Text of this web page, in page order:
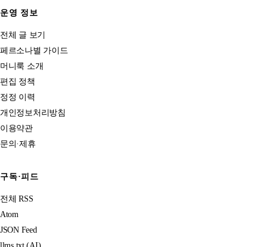
운영 정보
전체 글 보기
페르소나별 가이드
머니룩 소개
편집 정책
정정 이력
개인정보처리방침
이용약관
문의·제휴
구독·피드
전체 RSS
Atom
JSON Feed